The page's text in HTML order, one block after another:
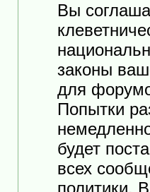
Вы
законы
для
Попытки
будет
всех
политики.